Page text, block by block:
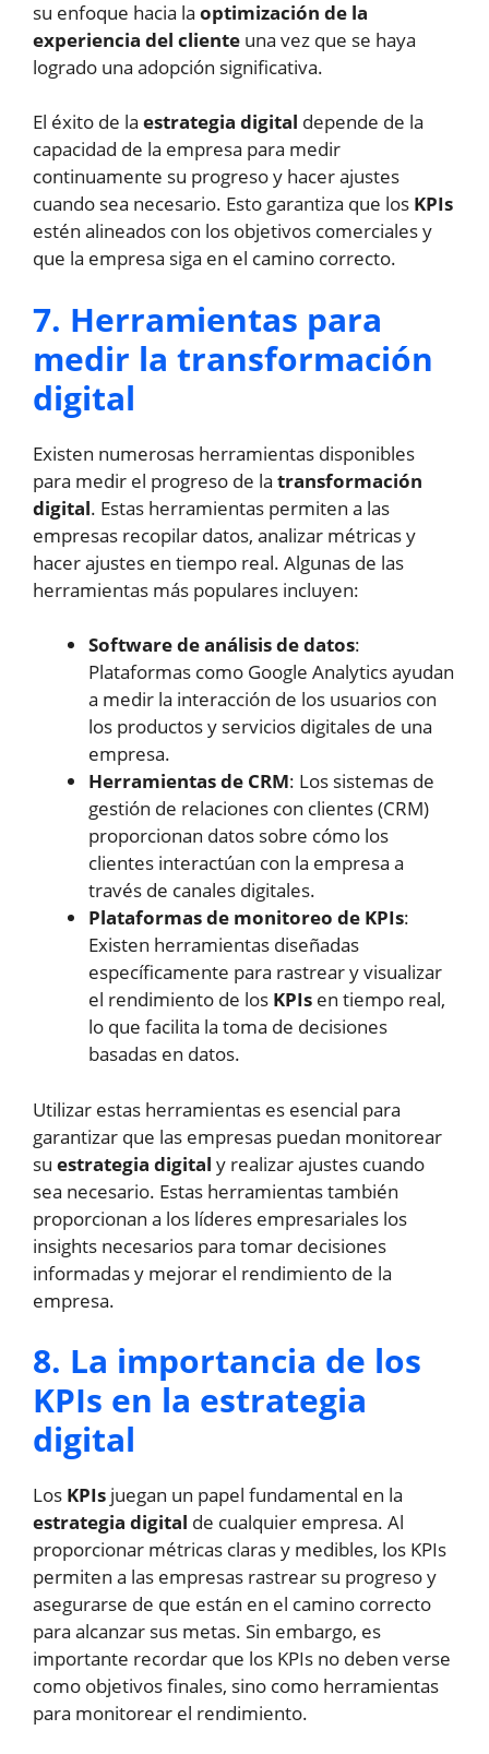
su enfoque hacia la optimización de la
experiencia del cliente una vez que se haya
logrado una adopción significativa.
El éxito de la estrategia digital depende de la
capacidad de la empresa para medir
continuamente su progreso y hacer ajustes
cuando sea necesario. Esto garantiza que los KPIs
estén alineados con los objetivos comerciales y
que la empresa siga en el camino correcto.
7. Herramientas para
medir la transformación
digital
Existen numerosas herramientas disponibles
para medir el progreso de la transformación
digital. Estas herramientas permiten a las
empresas recopilar datos, analizar métricas y
hacer ajustes en tiempo real. Algunas de las
herramientas más populares incluyen:
Software de análisis de datos:
Plataformas como Google Analytics ayudan
a medir la interacción de los usuarios con
los productos y servicios digitales de una
empresa.
Herramientas de CRM: Los sistemas de
gestión de relaciones con clientes (CRM)
proporcionan datos sobre cómo los
clientes interactúan con la empresa a
través de canales digitales.
Plataformas de monitoreo de KPIs:
Existen herramientas diseñadas
específicamente para rastrear y visualizar
el rendimiento de los KPIs en tiempo real,
lo que facilita la toma de decisiones
basadas en datos.
Utilizar estas herramientas es esencial para
garantizar que las empresas puedan monitorear
su estrategia digital y realizar ajustes cuando
sea necesario. Estas herramientas también
proporcionan a los líderes empresariales los
insights necesarios para tomar decisiones
informadas y mejorar el rendimiento de la
empresa.
8. La importancia de los
KPIs en la estrategia
digital
Los KPIs juegan un papel fundamental en la
estrategia digital de cualquier empresa. Al
proporcionar métricas claras y medibles, los KPIs
permiten a las empresas rastrear su progreso y
asegurarse de que están en el camino correcto
para alcanzar sus metas. Sin embargo, es
importante recordar que los KPIs no deben verse
como objetivos finales, sino como herramientas
para monitorear el rendimiento.